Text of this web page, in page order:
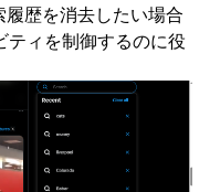
歴を消去したい場合
ィを制御するのに役